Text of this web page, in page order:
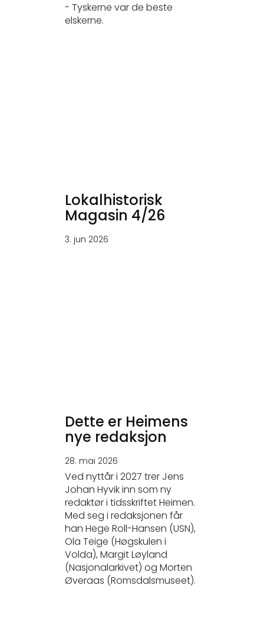
- Tyskerne var de beste
elskerne.
Lokalhistorisk
Magasin 4/26
3. jun 2026
Dette er Heimens
nye redaksjon
28. mai 2026
Ved nyttår i 2027 trer Jens
Johan Hyvik inn som ny
redaktør i tidsskriftet Heimen.
Med seg i redaksjonen får
han Hege Roll-Hansen (USN),
Ola Teige (Høgskulen i
Volda), Margit Løyland
(Nasjonalarkivet) og Morten
Øveraas (Romsdalsmuseet).